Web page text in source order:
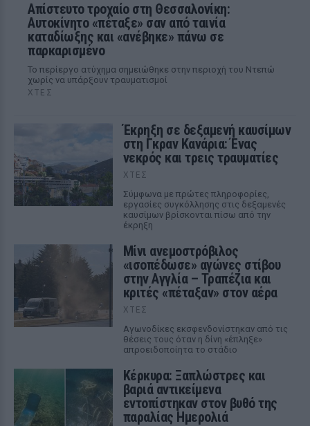
Απίστευτο τροχαίο στη Θεσσαλονίκη:
Αυτοκίνητο «πέταξε» σαν από ταινία
καταδίωξης και «ανέβηκε» πάνω σε
παρκαρισμένο
Το περίεργο ατύχημα σημειώθηκε στην περιοχή του Ντεπώ
χωρίς να υπάρξουν τραυματισμοί
ΧΤΕΣ
Έκρηξη σε δεξαμενή καυσίμων
στη Γκραν Κανάρια: Ένας
νεκρός και τρεις τραυματίες
ΧΤΕΣ
Σύμφωνα με πρώτες πληροφορίες,
εργασίες συγκόλλησης στις δεξαμενές
καυσίμων βρίσκονται πίσω από την
έκρηξη
Μίνι ανεμοστρόβιλος
«ισοπέδωσε» αγώνες στίβου
στην Αγγλία – Τραπέζια και
κριτές «πέταξαν» στον αέρα
ΧΤΕΣ
Αγωνοδίκες εκσφενδονίστηκαν από τις
θέσεις τους όταν η δίνη «έπληξε»
απροειδοποίητα το στάδιο
Κέρκυρα: Ξαπλώστρες και
βαριά αντικείμενα
εντοπίστηκαν στον βυθό της
παραλίας Ημερολιά